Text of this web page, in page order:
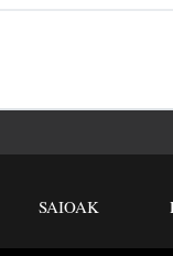
SAIOAK